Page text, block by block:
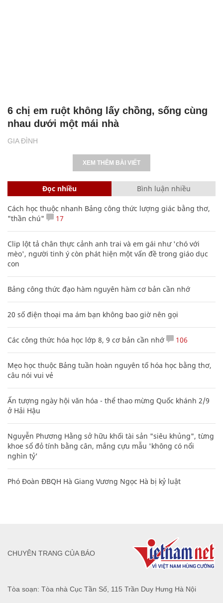
GIA ĐÌNH
6 chị em ruột không lấy chồng, sống cùng
nhau dưới một mái nhà
XEM THÊM BÀI VIẾT
Đọc nhiều Bình luận nhiều
Cách học thuộc nhanh Bảng công thức lượng giác bằng thơ,
"thần chú"
17
Clip lột tả chân thực cảnh anh trai và em gái như 'chó với
mèo', người tinh ý còn phát hiện một vấn đề trong giáo dục
con
Bảng công thức đạo hàm nguyên hàm cơ bản cần nhớ
20 số điện thoại ma ám bạn không bao giờ nên gọi
Các công thức hóa học lớp 8, 9 cơ bản cần nhớ 106
Mẹo học thuộc Bảng tuần hoàn nguyên tố hóa học bằng thơ,
câu nói vui vẻ
Ấn tượng ngày hội văn hóa - thể thao mừng Quốc khánh 2/9
ở Hải Hậu
Nguyễn Phương Hằng sở hữu khối tài sản "siêu khủng", từng
khoe sổ đỏ tính bằng cân, mắng cựu mẫu 'không có nổi
nghìn tỷ'
Phó Đoàn ĐBQH Hà Giang Vương Ngọc Hà bị kỷ luật
Tòa soạn: Tòa nhà Cục Tần Số, 115 Trần Duy Hưng Hà Nội
CHUYÊN TRANG CỦA BÁO